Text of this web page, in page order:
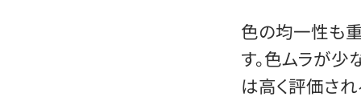
色の均一性も
す。色ムラが
は高く評価され